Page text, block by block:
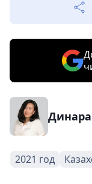
2021 год